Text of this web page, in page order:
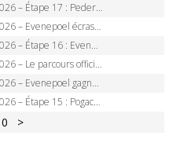
peut-il verrouiller le maillot vert à Voiron ?
chrono d’Évian, Seixas 4e, Lipowitz abandonne
qui domptera le chrono d’Évian pour redessiner le podium ?
complet : 21 étapes, profils, carte et dates
Vingegaard abandonne, Pogacar toujours en jaune
au Plateau de Solaison, Seixas viser le podium ?
>